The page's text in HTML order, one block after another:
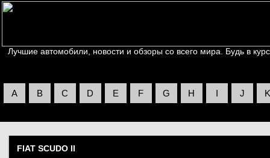
Лучшие автомобили, новости и обзоры со всего мира. Будь в
A B C D E F G H I J K
FIAT SCUDO II